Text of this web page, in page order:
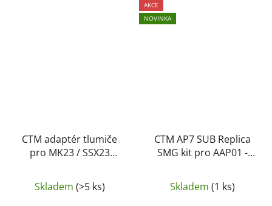
CTM adaptér tlumiče
pro MK23 / SSX23
CCW) - Černá
Skladem (>5 ks)
AKCE
NOVINKA
CTM AP7 SUB Replica
SMG kit pro AAP01 -
Skladem (1 ks)